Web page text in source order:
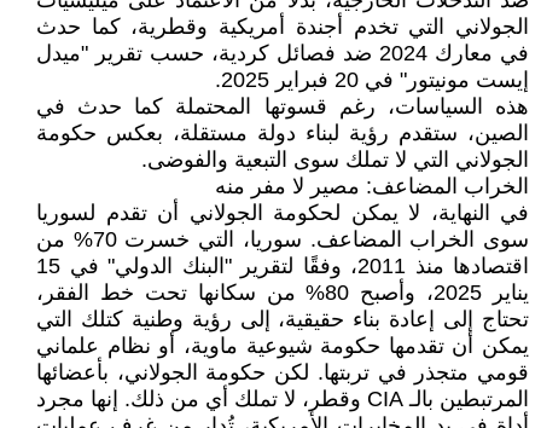
الجولاني التي تخدم أجندة أمريكية وقطرية، كما حدث
في معارك 2024 ضد فصائل كردية، حسب تقرير "ميدل
إيست مونيتور" في 20 فبراير 2025.
هذه السياسات، رغم قسوتها المحتملة كما حدث في
الصين، ستقدم رؤية لبناء دولة مستقلة، بعكس حكومة
الجولاني التي لا تملك سوى التبعية والفوضى.
الخراب المضاعف: مصير لا مفر منه
في النهاية، لا يمكن لحكومة الجولاني أن تقدم لسوريا
سوى الخراب المضاعف. سوريا، التي خسرت 70% من
اقتصادها منذ 2011، وفقًا لتقرير "البنك الدولي" في 15
يناير 2025، وأصبح 80% من سكانها تحت خط الفقر،
تحتاج إلى إعادة بناء حقيقية، إلى رؤية وطنية كتلك التي
يمكن أن تقدمها حكومة شيوعية ماوية، أو نظام علماني
قومي متجذر في تربتها. لكن حكومة الجولاني، بأعضائها
المرتبطين بالـ CIA وقطر، لا تملك أي من ذلك. إنها مجرد